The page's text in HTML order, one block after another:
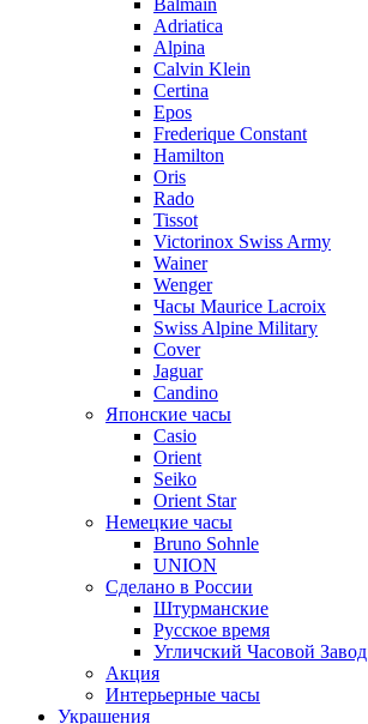
Balmain
Adriatica
Alpina
Calvin Klein
Certina
Epos
Frederique Constant
Hamilton
Oris
Rado
Tissot
Victorinox Swiss Army
Wainer
Wenger
Часы Maurice Lacroix
Swiss Alpine Military
Cover
Jaguar
Candino
Японские часы
Casio
Orient
Seiko
Orient Star
Немецкие часы
Bruno Sohnle
UNION
Сделано в России
Штурманские
Русское время
Угличский Часовой Завод
Акция
Интерьерные часы
Украшения